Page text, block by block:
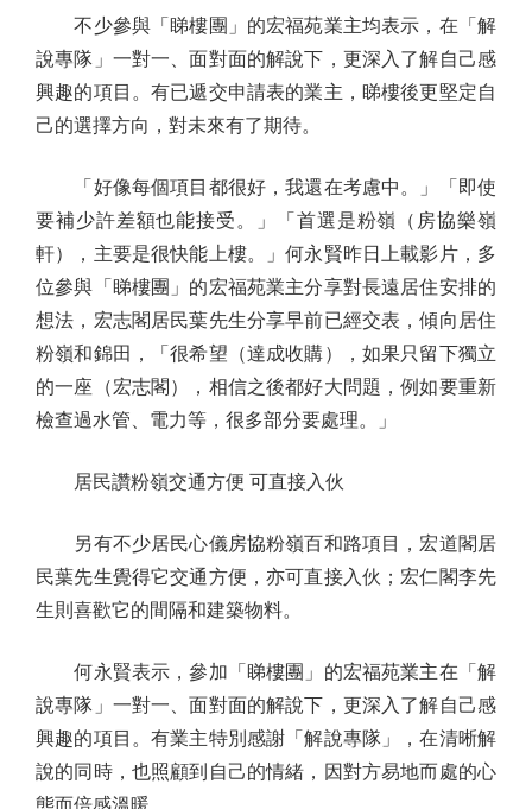
不少參與「睇樓團」的宏福苑業主均表示，在「解
說專隊」一對一、面對面的解說下，更深入了解自己感
興趣的項目。有已遞交申請表的業主，睇樓後更堅定自
己的選擇方向，對未來有了期待。
「好像每個項目都很好，我還在考慮中。」「即使
要補少許差額也能接受。」「首選是粉嶺（房協樂嶺
軒），主要是很快能上樓。」何永賢昨日上載影片，多
位參與「睇樓團」的宏福苑業主分享對長遠居住安排的
想法，宏志閣居民葉先生分享早前已經交表，傾向居住
粉嶺和錦田，「很希望（達成收購），如果只留下獨立
的一座（宏志閣），相信之後都好大問題，例如要重新
檢查過水管、電力等，很多部分要處理。」
居民讚粉嶺交通方便 可直接入伙
另有不少居民心儀房協粉嶺百和路項目，宏道閣居
民葉先生覺得它交通方便，亦可直接入伙；宏仁閣李先
生則喜歡它的間隔和建築物料。
何永賢表示，參加「睇樓團」的宏福苑業主在「解
說專隊」一對一、面對面的解說下，更深入了解自己感
興趣的項目。有業主特別感謝「解說專隊」，在清晰解
說的同時，也照顧到自己的情緒，因對方易地而處的心
態而倍感溫暖。